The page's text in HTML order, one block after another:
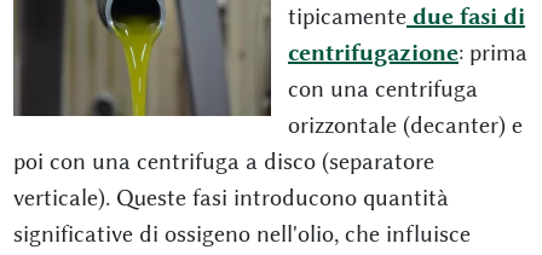
tipicamente due fasi di
centrifugazione: prima
con una centrifuga
orizzontale (decanter) e
poi con una centrifuga a disco (separatore
verticale). Queste fasi introducono quantità
significative di ossigeno nell'olio, che influisce